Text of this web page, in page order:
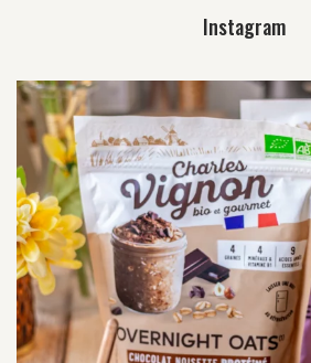
Instagram